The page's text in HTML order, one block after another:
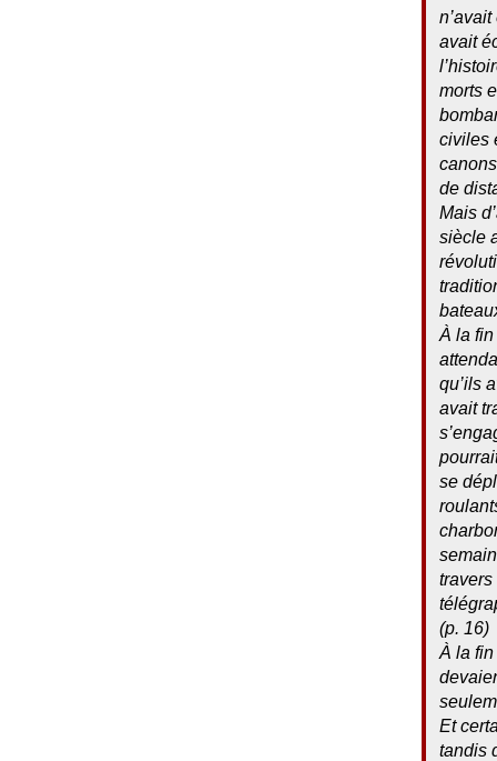
avait
morts
civiles
de
Mais
siècle
À la
qu’ils
avait
se
travers
(p. 16)
À la
Et
tandis